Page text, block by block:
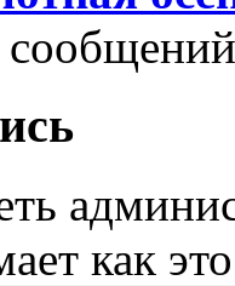
как